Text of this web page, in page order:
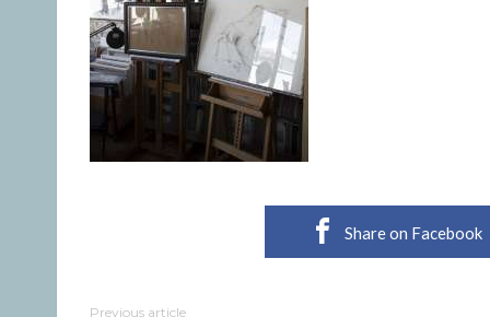
Share on Facebook
Previous article